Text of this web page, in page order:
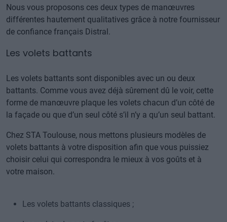
Nous vous proposons ces deux types de manœuvres
différentes hautement qualitatives grâce à notre fournisseur
de confiance français Distral.
Les volets battants
Les volets battants sont disponibles avec un ou deux
battants. Comme vous avez déjà sûrement dû le voir, cette
forme de manœuvre plaque les volets chacun d’un côté de
la façade ou que d’un seul côté s’il n’y a qu’un seul battant.
Chez STA Toulouse, nous mettons plusieurs modèles de
volets battants à votre disposition afin que vous puissiez
choisir celui qui correspondra le mieux à vos goûts et à
votre maison.
Les volets battants classiques ;